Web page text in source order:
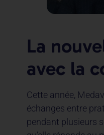
La
avec la
Cette année,
échanges entre
pendant plusieurs